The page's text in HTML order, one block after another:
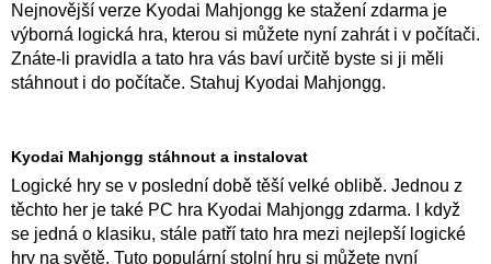
Nejnovější verze Kyodai Mahjongg ke stažení zdarma je
výborná logická hra, kterou si můžete nyní zahrát i v počítači.
Znáte-li pravidla a tato hra vás baví určitě byste si ji měli
stáhnout i do počítače. Stahuj Kyodai Mahjongg.
Kyodai Mahjongg stáhnout a instalovat
Logické hry se v poslední době těší velké oblibě. Jednou z
těchto her je také PC hra Kyodai Mahjongg zdarma. I když
se jedná o klasiku, stále patří tato hra mezi nejlepší logické
hry na světě. Tuto populární stolní hru si můžete nyní